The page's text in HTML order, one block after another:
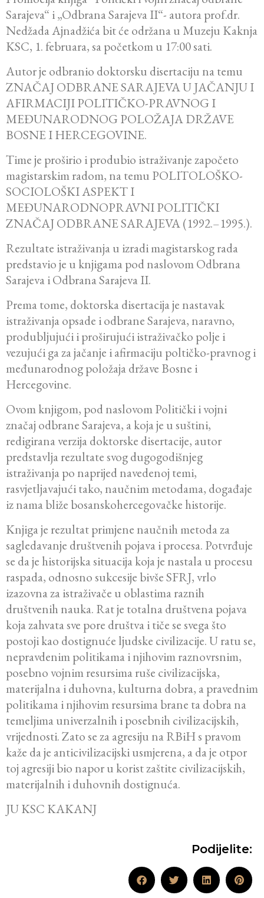
Sarajeva“ i „Odbrana Sarajeva II“- autora prof.dr.
Nedžada Ajnadžića bit će održana u Muzeju Kaknja
KSC, 1. februara, sa početkom u 17:00 sati.
Autor je odbranio doktorsku disertaciju na temu
ZNAČAJ ODBRANE SARAJEVA U JAČANJU I
AFIRMACIJI POLITIČKO-PRAVNOG I
MEĐUNARODNOG POLOŽAJA DRŽAVE
BOSNE I HERCEGOVINE.
Time je proširio i produbio istraživanje započeto
magistarskim radom, na temu POLITOLOŠKO-
SOCIOLOŠKI ASPEKT I
MEĐUNARODNOPRAVNI POLITIČKI
ZNAČAJ ODBRANE SARAJEVA (1992.–1995.).
Rezultate istraživanja u izradi magistarskog rada
predstavio je u knjigama pod naslovom Odbrana
Sarajeva i Odbrana Sarajeva II.
Prema tome, doktorska disertacija je nastavak
istraživanja opsade i odbrane Sarajeva, naravno,
produbljujući i proširujući istraživačko polje i
vezujući ga za jačanje i afirmaciju poltičko-pravnog i
međunarodnog položaja države Bosne i
Hercegovine.
Ovom knjigom, pod naslovom Politički i vojni
značaj odbrane Sarajeva, a koja je u suštini,
redigirana verzija doktorske disertacije, autor
predstavlja rezultate svog dugogodišnjeg
istraživanja po naprijed navedenoj temi,
rasvjetljavajući tako, naučnim metodama, događaje
iz nama bliže bosanskohercegovačke historije.
Knjiga je rezultat primjene naučnih metoda za
sagledavanje društvenih pojava i procesa. Potvrđuje
se da je historijska situacija koja je nastala u procesu
raspada, odnosno sukcesije bivše SFRJ, vrlo
izazovna za istraživače u oblastima raznih
društvenih nauka. Rat je totalna društvena pojava
koja zahvata sve pore društva i tiče se svega što
postoji kao dostignuće ljudske civilizacije. U ratu se,
nepravdenim politikama i njihovim raznovrsnim,
posebno vojnim resursima ruše civilizacijska,
materijalna i duhovna, kulturna dobra, a pravednim
politikama i njihovim resursima brane ta dobra na
temeljima univerzalnih i posebnih civilizacijskih,
vrijednosti. Zato se za agresiju na RBiH s pravom
kaže da je anticivilizacijski usmjerena, a da je otpor
toj agresiji bio napor u korist zaštite civilizacijskih,
materijalnih i duhovnih dostignuća.
JU KSC KAKANJ
Podijelite: